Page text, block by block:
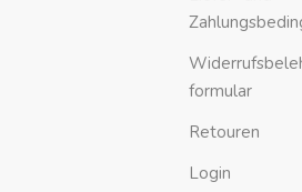
formular
Retouren
Login